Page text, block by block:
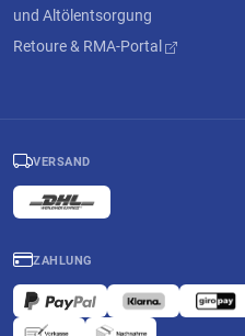
und Altölentsorgung
Retoure & RMA-Portal
VERSAND
ZAHLUNG